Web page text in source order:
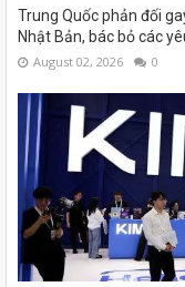
Trung Quốc phản đối
Nhật Bản, bác bỏ các
August 02, 2026 0